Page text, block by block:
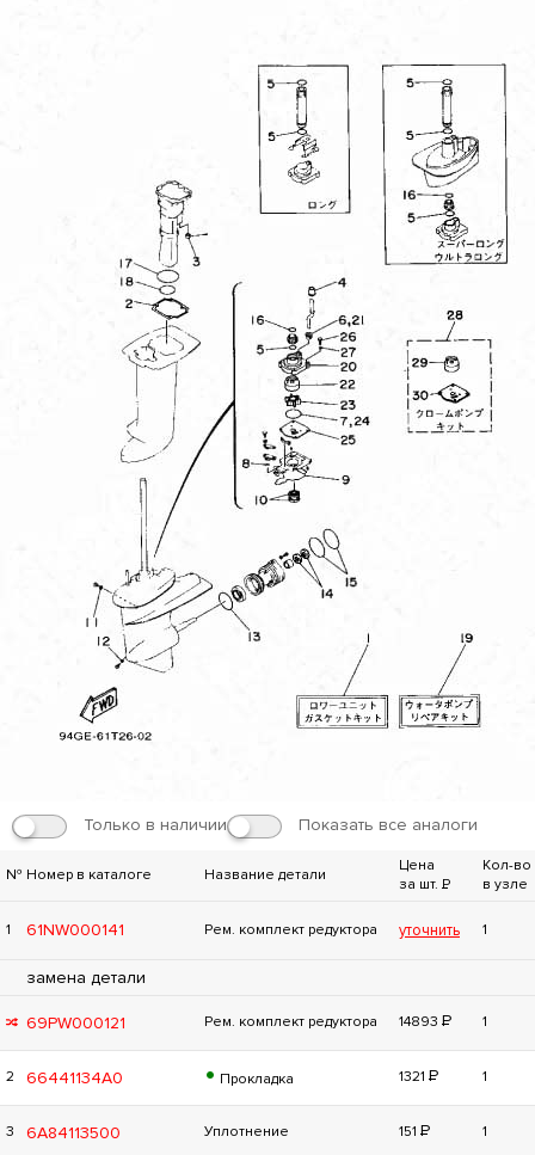
Только в наличии Показать все аналоги
№ Номер в каталоге Название детали
Цена
за шт. Р
Кол-во
в узле
1 61NW000141 Рем. комплект редуктора уточнить 1
замена детали
69PW000121 Рем. комплект редуктора 14893 Р 1
2 66441134A0 • Прокладка 1321 Р 1
3 6A84113500 Уплотнение 151 Р 1